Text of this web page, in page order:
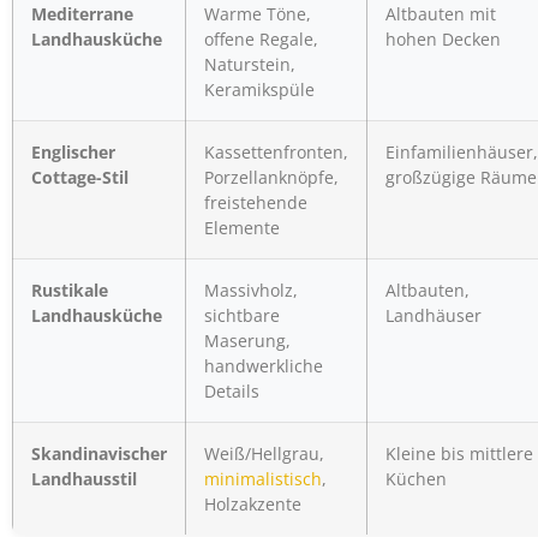
Mediterrane
Landhausküche
Warme Töne,
offene Regale,
Naturstein,
Keramikspüle
Altbauten mit
hohen Decken
Englischer
Cottage-Stil
Kassettenfronten,
Porzellanknöpfe,
freistehende
Elemente
Einfamilienhäuser,
großzügige Räume
Rustikale
Landhausküche
Massivholz,
sichtbare
Maserung,
handwerkliche
Details
Altbauten,
Landhäuser
Skandinavischer
Landhausstil
Weiß/Hellgrau,
minimalistisch,
Holzakzente
Kleine bis mittlere
Küchen